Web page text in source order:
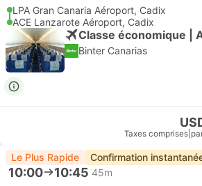
LPA Gran Canaria Aéroport, Cadix
ACE Lanzarote Aéroport, Cadix
Classe économique |
Binter Canarias
Taxes comprises
Le Plus Rapide Confirmation
10:00 10:45 45m